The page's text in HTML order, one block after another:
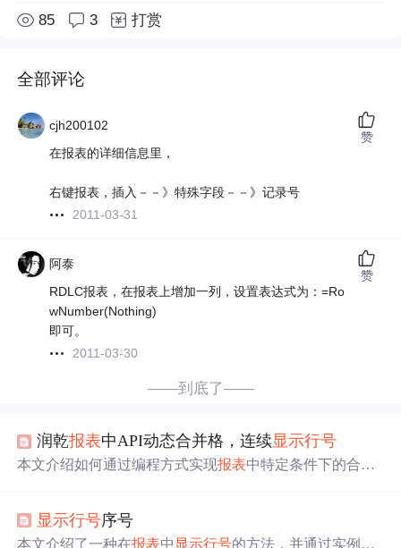
85 3 打赏
全部评论
cjh200102
在报表的详细信息里，
右键报表，插入－－》特殊字段－－》记录号
2011-03-31
赞
阿泰
RDLC报表，在报表上增加一列，设置表达式为：=Ro
wNumber(Nothing)
即可。
2011-03-30
赞
——到底了——
润乾报表中API动态合并格，连续显示行号
本文介绍如何通过编程方式实现报表中特定条件下的合并
显示行号序号
本文介绍了一种在报表中 显示行号的方法，并通过实例展